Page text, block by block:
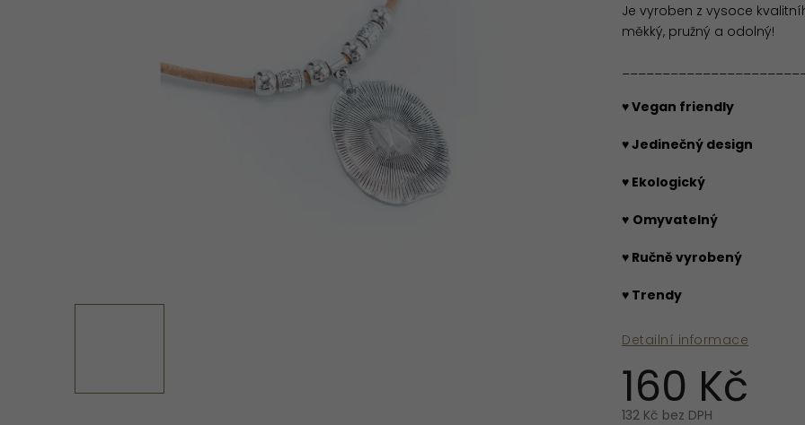
160 Kč
132 Kč bez DPH
Je vyroben z vysoce
měkký, pružný a odolný!
♥ Vegan friendly
♥ Jedinečný design
♥ Ekologický
♥ Omyvatelný
♥ Ručně vyrobený
♥ Trendy
Detailní informace